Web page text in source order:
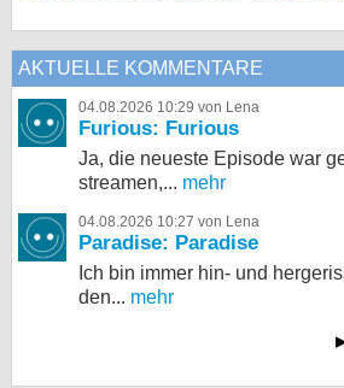
AKTUELLE KOMMENTARE
04.08.2026 10:29 von Lena
Furious: Furious
Ja, die neueste Episode war
streamen,... mehr
04.08.2026 10:27 von Lena
Paradise: Paradise
Ich bin immer hin- und
den... mehr